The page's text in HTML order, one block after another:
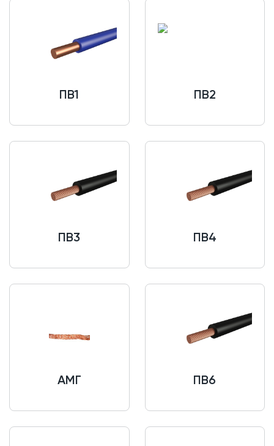
ПВ1 ПВ2
ПВ3 ПВ4
АМГ ПВ6